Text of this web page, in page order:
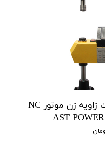
قلاویز زن برقی M36 اتومات زاویه زن موتور NC